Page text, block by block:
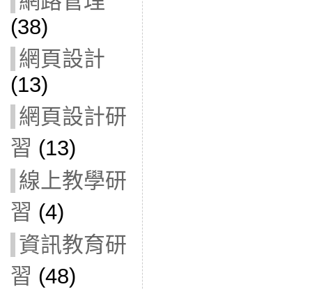
(38)
網頁設計
(13)
網頁設計研
習 (13)
線上教學研
習 (4)
資訊教育研
習 (48)